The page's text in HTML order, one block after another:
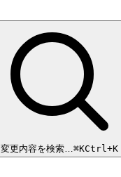
変更内容を検索…⌘KCtrl+K